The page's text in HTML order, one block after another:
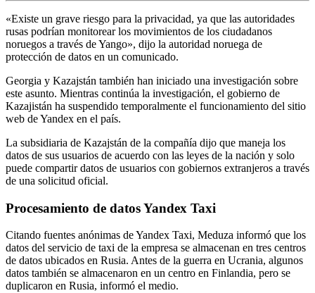
«Existe un grave riesgo para la privacidad, ya que las autoridades
rusas podrían monitorear los movimientos de los ciudadanos
noruegos a través de Yango», dijo la autoridad noruega de
protección de datos en un comunicado.
Georgia y Kazajstán también han iniciado una investigación sobre
este asunto. Mientras continúa la investigación, el gobierno de
Kazajistán ha suspendido temporalmente el funcionamiento del sitio
web de Yandex en el país.
La subsidiaria de Kazajstán de la compañía dijo que maneja los
datos de sus usuarios de acuerdo con las leyes de la nación y solo
puede compartir datos de usuarios con gobiernos extranjeros a través
de una solicitud oficial.
Procesamiento de datos Yandex Taxi
Citando fuentes anónimas de Yandex Taxi, Meduza informó que los
datos del servicio de taxi de la empresa se almacenan en tres centros
de datos ubicados en Rusia. Antes de la guerra en Ucrania, algunos
datos también se almacenaron en un centro en Finlandia, pero se
duplicaron en Rusia, informó el medio.